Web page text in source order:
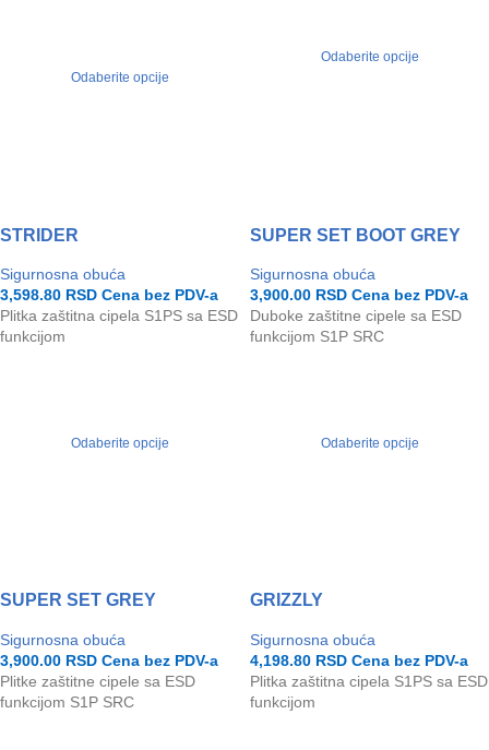
Odaberite opcije
Odaberite opcije
STRIDER
Sigurnosna obuća
3,598.80 RSD Cena bez PDV-a
Plitka zaštitna cipela S1PS sa ESD
funkcijom
Odaberite opcije
SUPER SET BOOT GREY
Sigurnosna obuća
3,900.00 RSD Cena bez PDV-a
Duboke zaštitne cipele sa ESD
funkcijom S1P SRC
Odaberite opcije
SUPER SET GREY
Sigurnosna obuća
3,900.00 RSD Cena bez PDV-a
Plitke zaštitne cipele sa ESD
funkcijom S1P SRC
GRIZZLY
Sigurnosna obuća
4,198.80 RSD Cena bez PDV-a
Plitka zaštitna cipela S1PS sa ESD
funkcijom